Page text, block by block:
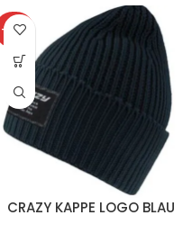
-40%
CRAZY KAPPE LOGO BLAU